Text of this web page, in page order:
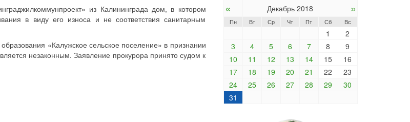
из Калининграда дом, в котором
в виду его износа и не соответствия санитарным
«Калужское сельское поселение» в признании
незаконным. Заявление прокурора принято судом к
« Декабрь 2018 »
Пн Вт Ср Чт Пт Сб Вс
1
2
3
4 5 6 7 8
9
10
11 12 13 14 15
16
17
18 19 20 21 22
23
24
25 26 27 28 29
30
31